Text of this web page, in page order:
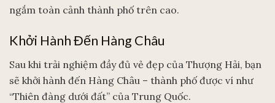
ngắm toàn cảnh thành phố trên cao.
Khởi Hành Đến Hàng Châu
Sau khi trải nghiệm đầy đủ vẻ đẹp của Thượng Hải, bạn
sẽ khởi hành đến Hàng Châu – thành phố được ví như
“Thiên đàng dưới đất” của Trung Quốc.